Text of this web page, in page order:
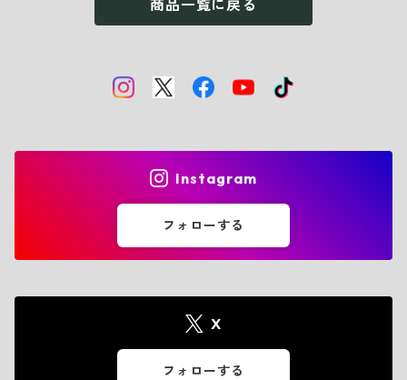
商品一覧に戻る
Instagram
フォローする
X
フォローする